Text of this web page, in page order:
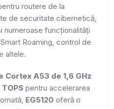
routere de la
de securitate cibernetică,
numeroase funcționalități
Roaming, control de
altele.
Cortex A53 de 1,6 GHz
pentru accelerarea
EG5120 oferă o